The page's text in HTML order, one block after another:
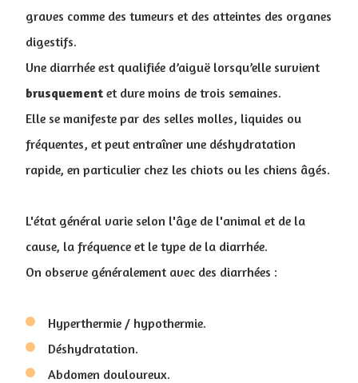
graves comme des tumeurs et des atteintes des organes
digestifs.
Une diarrhée est qualifiée d’aiguë lorsqu’elle survient
brusquement et dure moins de trois semaines.
Elle se manifeste par des selles molles, liquides ou
fréquentes, et peut entraîner une déshydratation
rapide, en particulier chez les chiots ou les chiens âgés.
L'état général varie selon l'âge de l'animal et de la
cause, la fréquence et le type de la diarrhée.
On observe généralement avec des diarrhées :
Hyperthermie / hypothermie.
Déshydratation.
Abdomen douloureux.